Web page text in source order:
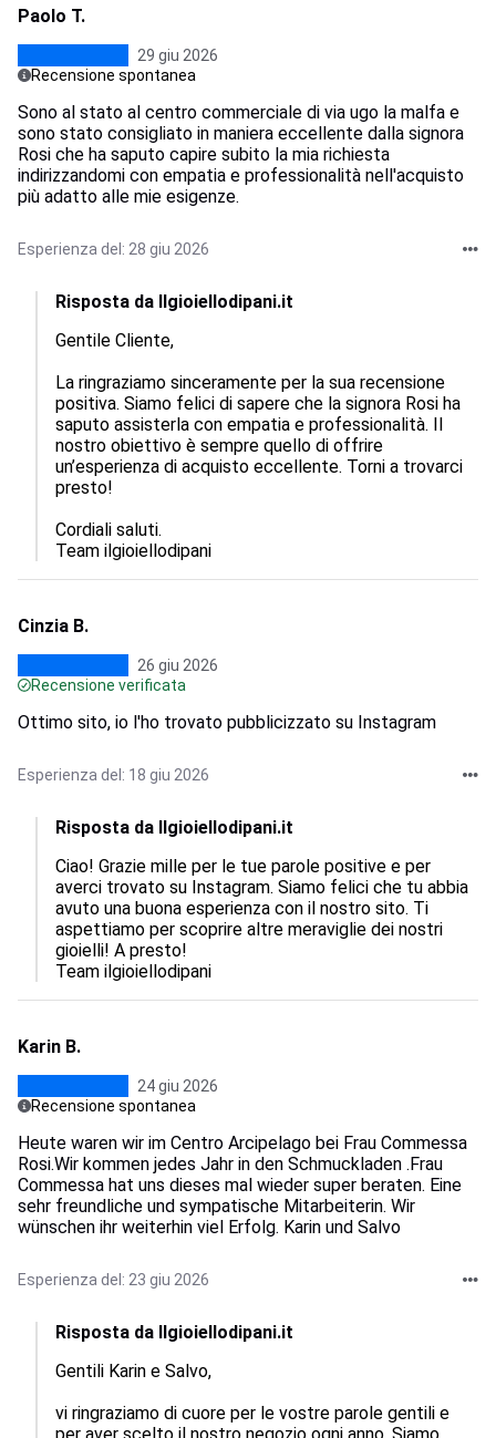
Paolo T.
29 giu 2026
Recensione spontanea
Sono al stato al centro commerciale di via ugo la malfa e
sono stato consigliato in maniera eccellente dalla signora
Rosi che ha saputo capire subito la mia richiesta
indirizzandomi con empatia e professionalità nell'acquisto
più adatto alle mie esigenze.
Esperienza del: 28 giu 2026
Risposta da Ilgioiellodipani.it
Gentile Cliente,
La ringraziamo sinceramente per la sua recensione
positiva. Siamo felici di sapere che la signora Rosi ha
saputo assisterla con empatia e professionalità. Il
nostro obiettivo è sempre quello di offrire
un’esperienza di acquisto eccellente. Torni a trovarci
presto!
Cordiali saluti.
Team ilgioiellodipani
Cinzia B.
26 giu 2026
Recensione verificata
Ottimo sito, io l'ho trovato pubblicizzato su Instagram
Esperienza del: 18 giu 2026
Risposta da Ilgioiellodipani.it
Ciao! Grazie mille per le tue parole positive e per
averci trovato su Instagram. Siamo felici che tu abbia
avuto una buona esperienza con il nostro sito. Ti
aspettiamo per scoprire altre meraviglie dei nostri
gioielli! A presto!
Team ilgioiellodipani
Karin B.
24 giu 2026
Recensione spontanea
Heute waren wir im Centro Arcipelago bei Frau Commessa
Rosi.Wir kommen jedes Jahr in den Schmuckladen .Frau
Commessa hat uns dieses mal wieder super beraten. Eine
sehr freundliche und sympatische Mitarbeiterin. Wir
wünschen ihr weiterhin viel Erfolg. Karin und Salvo
Esperienza del: 23 giu 2026
Risposta da Ilgioiellodipani.it
Gentili Karin e Salvo,
vi ringraziamo di cuore per le vostre parole gentili e
per aver scelto il nostro negozio ogni anno. Siamo